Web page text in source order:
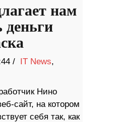
нам
деньги
/ IT News,
Нино
сайт, на котором
себя так, как